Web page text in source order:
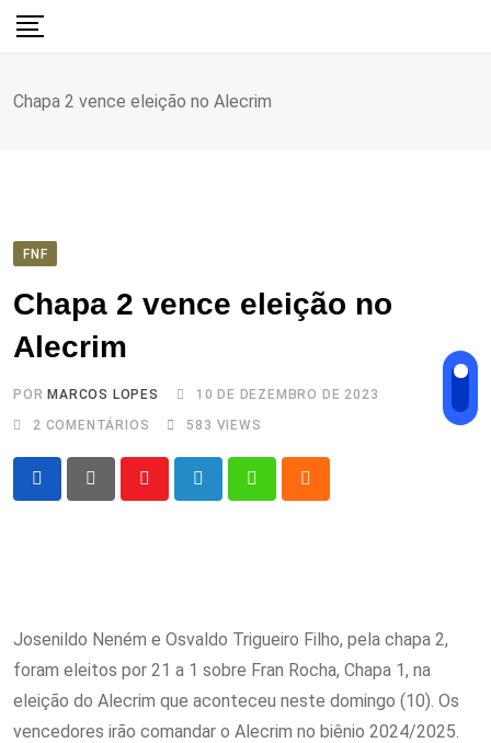
para
conteúdo
Chapa 2 vence eleição no Alecrim
FNF
Chapa 2 vence eleição no
Alecrim
POR MARCOS LOPES
10 DE DEZEMBRO DE 2023
2 COMENTÁRIOS 583 VIEWS
Josenildo Neném e Osvaldo Trigueiro Filho, pela chapa 2,
foram eleitos por 21 a 1 sobre Fran Rocha, Chapa 1, na
eleição do Alecrim que aconteceu neste domingo (10). Os
vencedores irão comandar o Alecrim no biênio 2024/2025.